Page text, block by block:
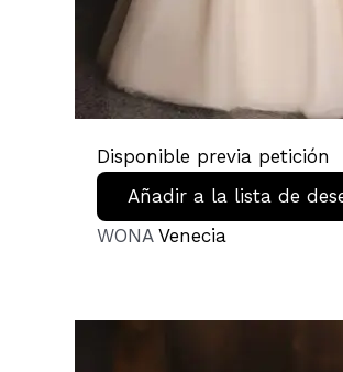
Disponible previa petición
Añadir a la lista de
WONAVenecia